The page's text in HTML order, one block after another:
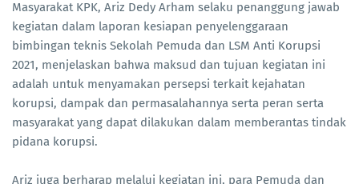
Masyarakat KPK, Ariz Dedy Arham selaku penanggung jawab
kegiatan dalam laporan kesiapan penyelenggaraan
bimbingan teknis Sekolah Pemuda dan LSM Anti Korupsi
2021, menjelaskan bahwa maksud dan tujuan kegiatan ini
adalah untuk menyamakan persepsi terkait kejahatan
korupsi, dampak dan permasalahannya serta peran serta
masyarakat yang dapat dilakukan dalam memberantas tindak
pidana korupsi.
Ariz juga berharap melalui kegiatan ini, para Pemuda dan